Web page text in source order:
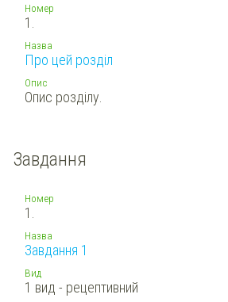
Номер
1.
Назва
Про цей розділ
Опис
Опис розділу.
Завдання
Номер
1.
Назва
Завдання 1
Вид
1 вид - рецептивний